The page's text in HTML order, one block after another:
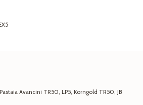
Avancini TR50, LP5, Korngold TR50, JB